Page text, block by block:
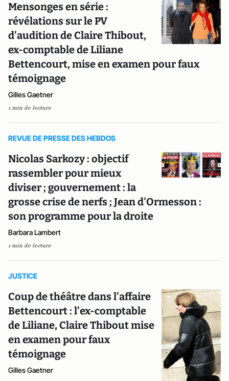
Mensonges en série :
révélations sur le PV
d’audition de Claire Thibout,
ex-comptable de Liliane
Bettencourt, mise en examen pour faux
témoignage
Gilles Gaetner
1 min de lecture
REVUE DE PRESSE DES HEBDOS
Nicolas Sarkozy : objectif
rassembler pour mieux
diviser ; gouvernement : la
grosse crise de nerfs ; Jean d'Ormesson :
son programme pour la droite
Barbara Lambert
1 min de lecture
JUSTICE
Coup de théâtre dans l’affaire
Bettencourt : l’ex-comptable
de Liliane, Claire Thibout mise
en examen pour faux
témoignage
Gilles Gaetner